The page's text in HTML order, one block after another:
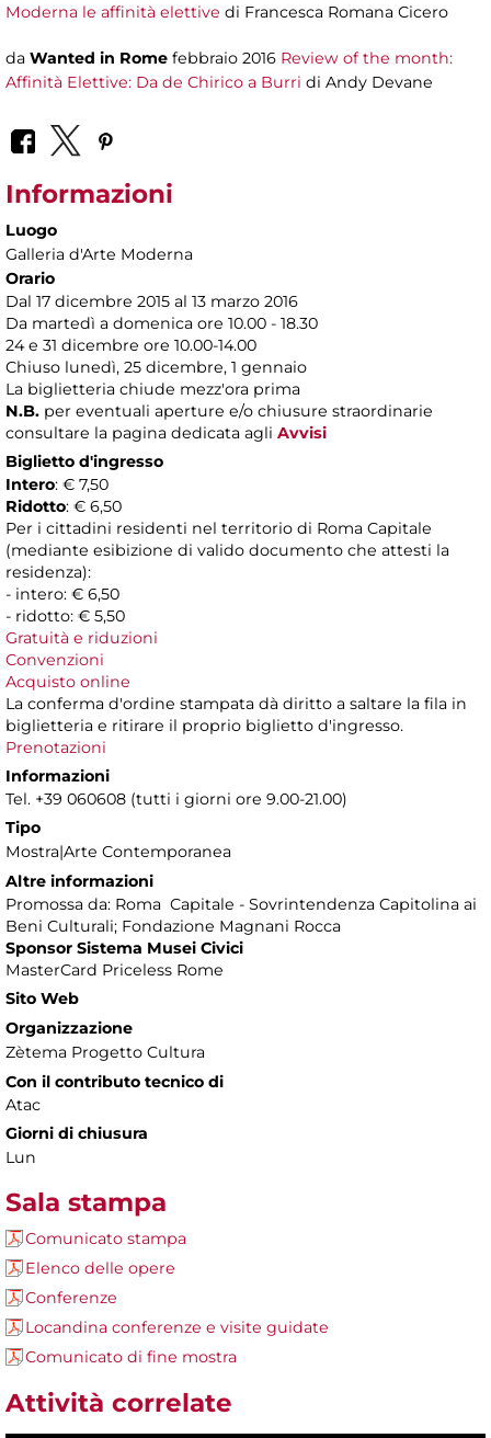
Moderna le affinità elettive di Francesca Romana Cicero
da Wanted in Rome febbraio 2016 Review of the month:
Affinità Elettive: Da de Chirico a Burri di Andy Devane
Informazioni
Luogo
Galleria d'Arte Moderna
Orario
Dal 17 dicembre 2015 al 13 marzo 2016
Da martedì a domenica ore 10.00 - 18.30
24 e 31 dicembre ore 10.00-14.00
Chiuso lunedì, 25 dicembre, 1 gennaio
La biglietteria chiude mezz'ora prima
N.B. per eventuali aperture e/o chiusure straordinarie
consultare la pagina dedicata agli Avvisi
Biglietto d'ingresso
Intero: € 7,50
Ridotto: € 6,50
Per i cittadini residenti nel territorio di Roma Capitale
(mediante esibizione di valido documento che attesti la
residenza):
- intero: € 6,50
- ridotto: € 5,50
Gratuità e riduzioni
Convenzioni
Acquisto online
La conferma d'ordine stampata dà diritto a saltare la fila in
biglietteria e ritirare il proprio biglietto d'ingresso.
Prenotazioni
Informazioni
Tel. +39 060608 (tutti i giorni ore 9.00-21.00)
Tipo
Mostra|Arte Contemporanea
Altre informazioni
Promossa da: Roma Capitale - Sovrintendenza Capitolina ai
Beni Culturali; Fondazione Magnani Rocca
Sponsor Sistema Musei Civici
MasterCard Priceless Rome
Sito Web
Organizzazione
Zètema Progetto Cultura
Con il contributo tecnico di
Atac
Giorni di chiusura
Lun
Sala stampa
Comunicato stampa
Elenco delle opere
Conferenze
Locandina conferenze e visite guidate
Comunicato di fine mostra
Attività correlate